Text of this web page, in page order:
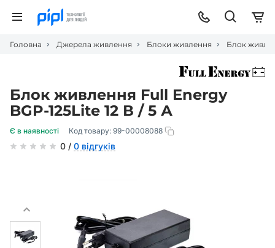
Головна Джерела живлення Блоки живлення Блок
Блок живлення Full Energy
BGP-125Lite 12 В / 5 А
Є в наявності Код товару: 99-00008088
0 / 0 відгуків